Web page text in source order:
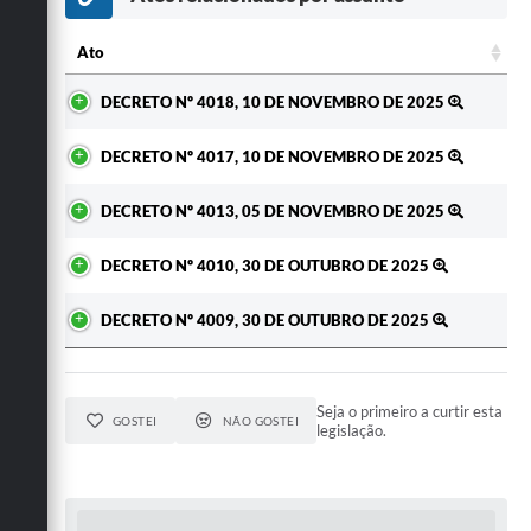
Secretarias
Ato
DECRETO Nº 4018, 10 DE NOVEMBRO DE 2025
DECRETO Nº 4017, 10 DE NOVEMBRO DE 2025
DECRETO Nº 4013, 05 DE NOVEMBRO DE 2025
DECRETO Nº 4010, 30 DE OUTUBRO DE 2025
DECRETO Nº 4009, 30 DE OUTUBRO DE 2025
GOSTEI NÃO GOSTEI
Seja o primeiro a curtir esta
legislação.